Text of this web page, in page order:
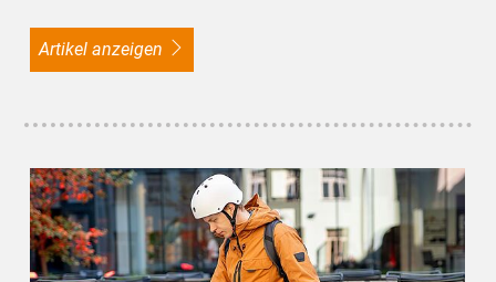
Artikel anzeigen